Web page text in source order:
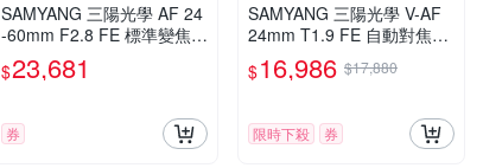
SAMYANG 三陽光學 AF 24
-60mm F2.8 FE 標準變焦鏡
頭 公司貨
$23,681
券
SAMYANG 三陽光學 V-AF
24mm T1.9 FE 自動對焦電
影鏡 Sony FE 公司貨
$16,986 $17,880
限時下殺 券